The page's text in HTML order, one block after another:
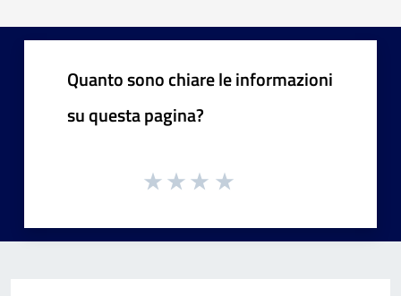
Quanto sono chiare le informazioni
su questa pagina?